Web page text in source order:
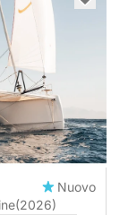
Nuovo
(2026)